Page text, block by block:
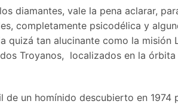
diamantes, vale la pena aclarar,
completamente psicodélica y
quizá tan alucinante como la misión
Troyanos, localizados en la
un homínido descubierto en 1974